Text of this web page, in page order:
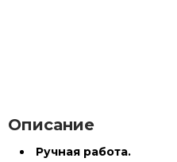
Описание
Ручная работа.